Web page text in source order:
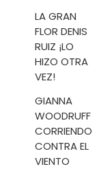
LA GRAN
FLOR DENIS
RUIZ ¡LO
HIZO OTRA
VEZ!
GIANNA
WOODRUFF
CORRIENDO
CONTRA EL
VIENTO